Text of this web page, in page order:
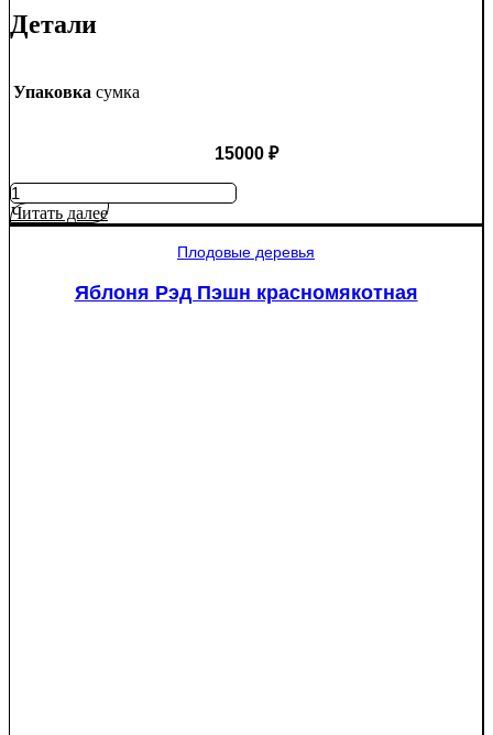
Детали
Упаковка сумка
15000 ₽
Количество
товара
Туя
Читать далее
Плодовые деревья
Яблоня Рэд Пэшн красномякотная